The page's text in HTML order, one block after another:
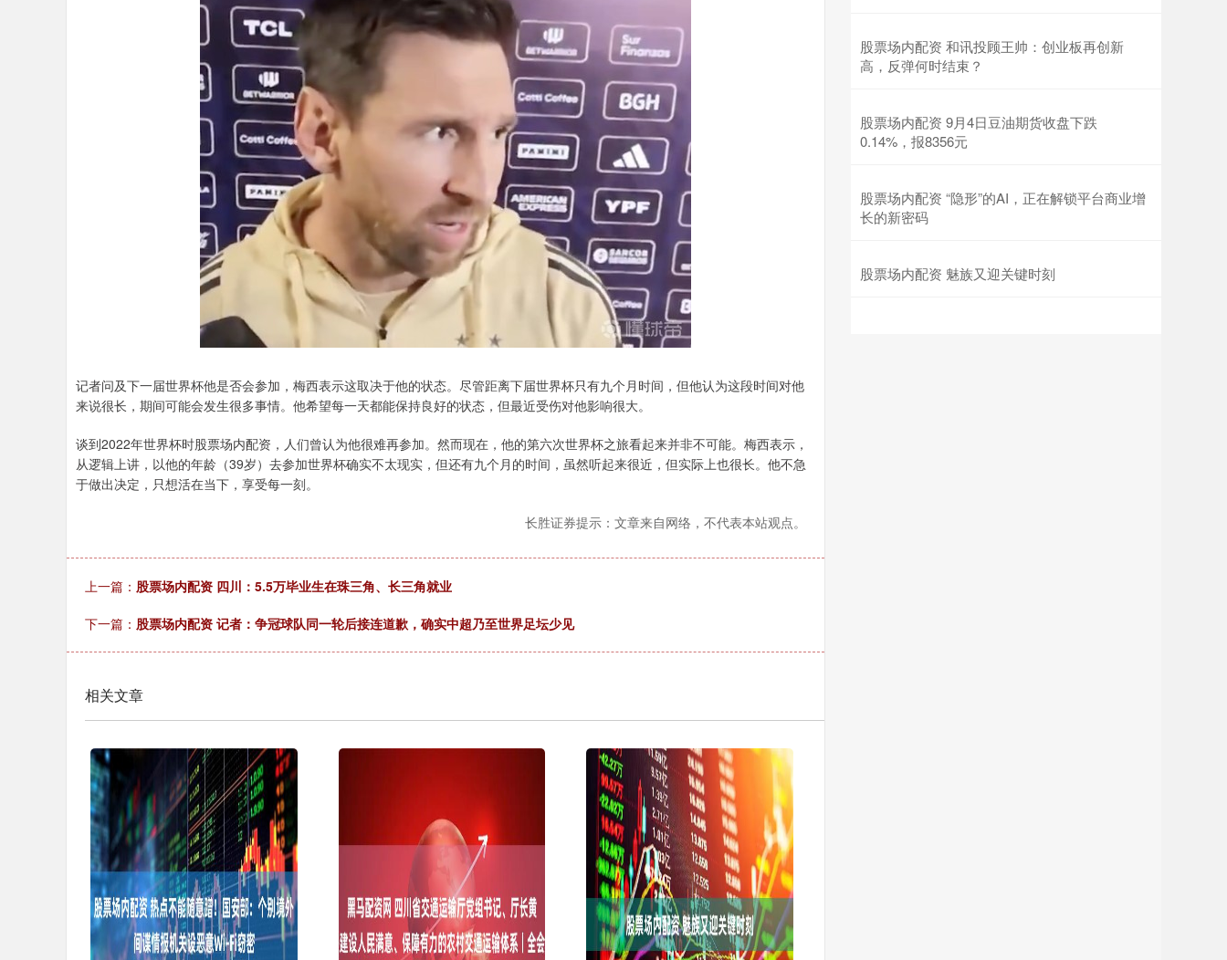
记者问及下一届世界杯他是否会参加，梅西表示这取决于他的状态。尽管距离下届世界杯只有九个月时间，但他认为这段时间对他
来说很长，期间可能会发生很多事情。他希望每一天都能保持良好的状态，但最近受伤对他影响很大。
谈到2022年世界杯时股票场内配资，人们曾认为他很难再参加。然而现在，他的第六次世界杯之旅看起来并非不可能。梅西表示，
从逻辑上讲，以他的年龄（39岁）去参加世界杯确实不太现实，但还有九个月的时间，虽然听起来很近，但实际上也很长。他不急
于做出决定，只想活在当下，享受每一刻。
长胜证券提示：文章来自网络，不代表本站观点。
上一篇： 股票场内配资 四川：5.5万毕业生在珠三角、长三角就业
下一篇： 股票场内配资 记者：争冠球队同一轮后接连道歉，确实中超乃至世界足坛少见
相关文章
股票场内配资 和讯投顾王帅：创业板再创新
高，反弹何时结束？
股票场内配资 9月4日豆油期货收盘下跌
0.14%，报8356元
股票场内配资 “隐形”的AI，正在解锁平台商业增
长的新密码
股票场内配资 魅族又迎关键时刻